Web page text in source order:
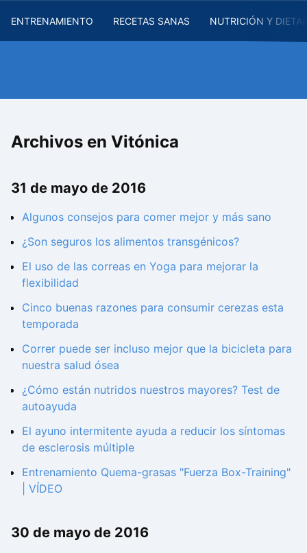
ENTRENAMIENTO RECETAS SANAS NUTRICIÓN Y
Archivos en Vitónica
31 de mayo de 2016
Algunos consejos para comer mejor y más sano
¿Son seguros los alimentos transgénicos?
El uso de las correas en Yoga para mejorar la
flexibilidad
Cinco buenas razones para consumir cerezas esta
temporada
Correr puede ser incluso mejor que la bicicleta para
nuestra salud ósea
¿Cómo están nutridos nuestros mayores? Test de
autoayuda
El ayuno intermitente ayuda a reducir los síntomas
de esclerosis múltiple
Entrenamiento Quema-grasas "Fuerza Box-Training"
| VÍDEO
30 de mayo de 2016